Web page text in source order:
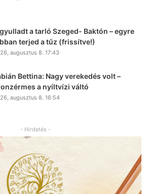
a tarló Szeged- Baktón – egyre
terjed a tűz (frissítve!)
augusztus 8. 17:43
Bettina: Nagy verekedés volt –
a nyíltvízi váltó
augusztus 8. 16:54
- Hirdetés -